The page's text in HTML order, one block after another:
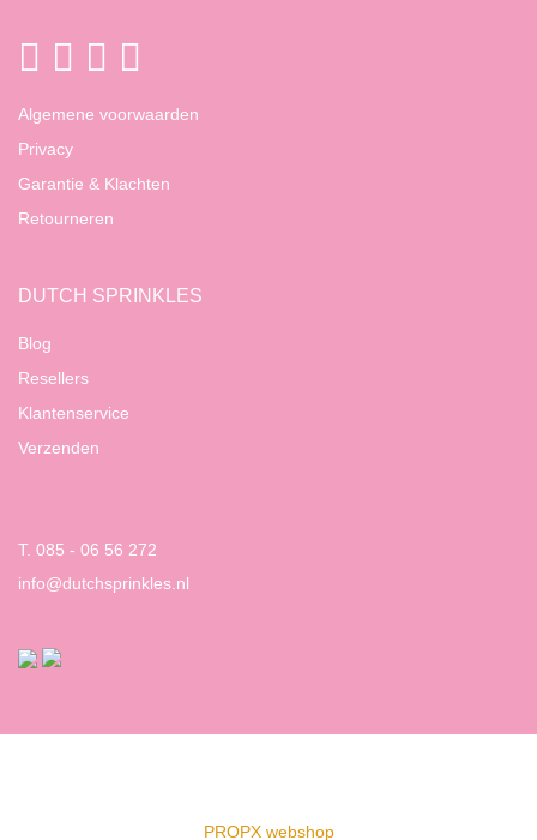
Algemene voorwaarden
Privacy
Garantie & Klachten
Retourneren
DUTCH SPRINKLES
Blog
Resellers
Klantenservice
Verzenden
T. 085 - 06 56 272
info@dutchsprinkles.nl
PROPX webshop